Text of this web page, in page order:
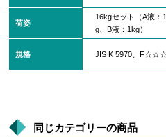
荷姿
16kgセット（A液：
g、B液：1kg）
規格 JIS K 5970、
同じカテゴリーの商品